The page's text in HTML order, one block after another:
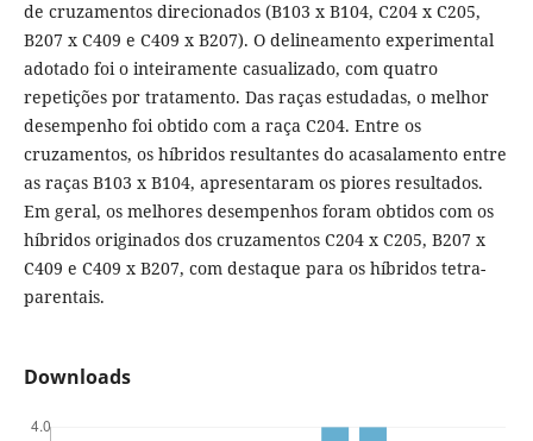
de cruzamentos direcionados (B103 x B104, C204 x C205,
B207 x C409 e C409 x B207). O delineamento experimental
adotado foi o inteiramente casualizado, com quatro
repetições por tratamento. Das raças estudadas, o melhor
desempenho foi obtido com a raça C204. Entre os
cruzamentos, os híbridos resultantes do acasalamento entre
as raças B103 x B104, apresentaram os piores resultados.
Em geral, os melhores desempenhos foram obtidos com os
híbridos originados dos cruzamentos C204 x C205, B207 x
C409 e C409 x B207, com destaque para os híbridos tetra-
parentais.
Downloads